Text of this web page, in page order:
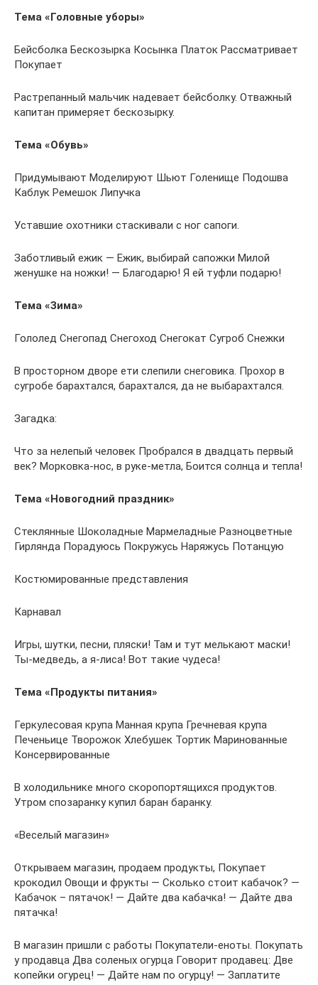
Тема «Головные уборы»
Бейсболка Бескозырка Косынка Платок Рассматривает
Покупает
Растрепанный мальчик надевает бейсболку. Отважный
капитан примеряет бескозырку.
Тема «Обувь»
Придумывают Моделируют Шьют Голенище Подошва
Каблук Ремешок Липучка
Уставшие охотники стаскивали с ног сапоги.
Заботливый ежик — Ежик, выбирай сапожки Милой
женушке на ножки! — Благодарю! Я ей туфли подарю!
Тема «Зима»
Гололед Снегопад Снегоход Снегокат Сугроб Снежки
В просторном дворе ети слепили снеговика. Прохор в
сугробе барахтался, барахтался, да не выбарахтался.
Загадка:
Что за нелепый человек Пробрался в двадцать первый
век? Морковка-нос, в руке-метла, Боится солнца и тепла!
Тема «Новогодний праздник»
Стеклянные Шоколадные Мармеладные Разноцветные
Гирлянда Порадуюсь Покружусь Наряжусь Потанцую
Костюмированные представления
Карнавал
Игры, шутки, песни, пляски! Там и тут мелькают маски!
Ты-медведь, а я-лиса! Вот такие чудеса!
Тема «Продукты питания»
Геркулесовая крупа Манная крупа Гречневая крупа
Печеньице Творожок Хлебушек Тортик Маринованные
Консервированные
В холодильнике много скоропортящихся продуктов.
Утром спозаранку купил баран баранку.
«Веселый магазин»
Открываем магазин, продаем продукты, Покупает
крокодил Овощи и фрукты — Сколько стоит кабачок? —
Кабачок – пятачок! — Дайте два кабачка! — Дайте два
пятачка!
В магазин пришли с работы Покупатели-еноты. Покупать
у продавца Два соленых огурца Говорит продавец: Две
копейки огурец! — Дайте нам по огурцу! — Заплатите